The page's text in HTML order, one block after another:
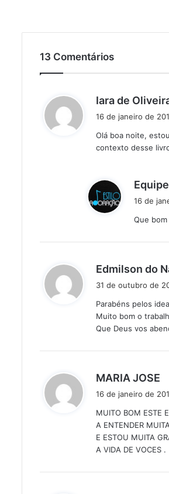
13 Comentários
Iara de
16 de janeiro de
Olá boa noite,
contexto desse
16 de
Que
Edmilson do
31 de outubro de
Parabéns pelos
Muito bom o
Que Deus vos
MARIA JOSE
s
e
:
16 de janeiro de
MUITO BOM ESTE
A ENTENDER
E ESTOU MUITA
A VIDA DE VOCES .